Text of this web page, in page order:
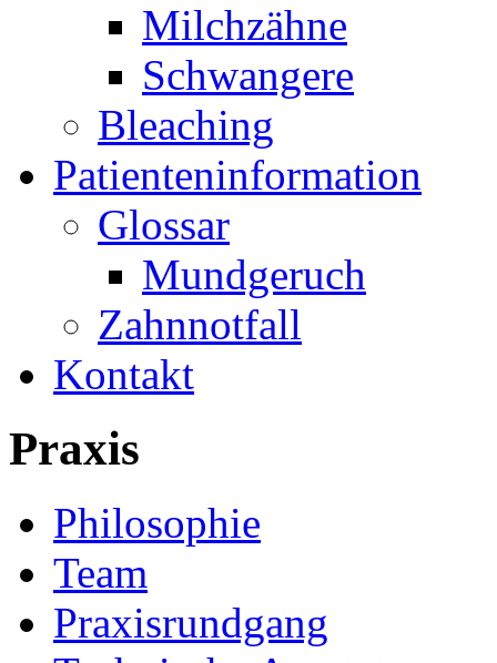
Milchzähne
Schwangere
Bleaching
Patienteninformation
Glossar
Mundgeruch
Zahnnotfall
Kontakt
Praxis
Philosophie
Team
Praxisrundgang